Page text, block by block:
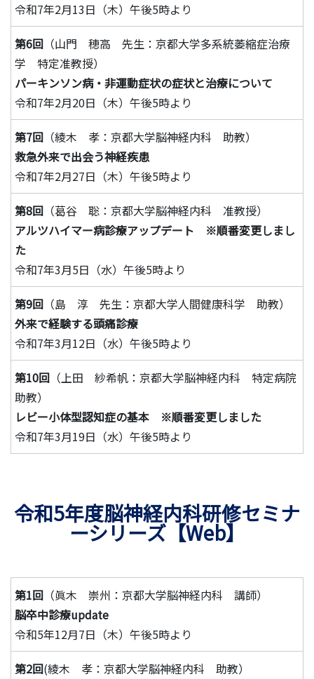
令和7年2月13日（木）午後5時より
第6回 （山門 穂高 先生：京都大学多系統萎縮症治療
学 特定准教授）
パーキンソン病・非運動症状の症状と治療について
令和7年2月20日（木）午後5時より
第7回 （綾木 孝：京都大学脳神経内科 助教）
救急外来で出会う神経疾患
令和7年2月27日（木）午後5時より
第8回 （葛谷 聡：京都大学脳神経内科 准教授）
アルツハイマー病診療アップデート ※順番変更しまし
た
令和7年3月5日（水）午後5時より
第9回 （島 淳 先生：京都大学人間健康科学 助教）
外来で経験する頭痛診療
令和7年3月12日（水）午後5時より
第10回 （上田 紗希帆：京都大学脳神経内科 特定病院
助教）
レビー小体型認知症の基本 ※順番変更しました
令和7年3月19日（水）午後5時より
令和5年度脳神経内科研修セミナ
ーシリーズ【Web】
第1回 （眞木 崇州：京都大学脳神経内科 講師）
脳卒中診療update
令和5年12月7日（木）午後5時より
第2回(綾木 孝：京都大学脳神経内科 助教）